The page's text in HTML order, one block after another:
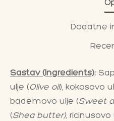
Dodatne
Sastav (Ingredients):
ulje (Olive oil), kokosovo
bademovo ulje (Sweet
(Shea butter), ricinusovo